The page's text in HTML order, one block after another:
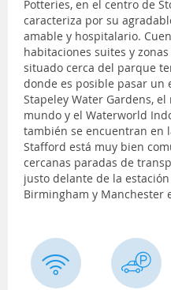
Potteries, en el centro de
caracteriza por su
amable y hospitalario.
habitaciones suites y
situado cerca del parque
donde es posible pasar un
Stapeley Water Gardens,
mundo y el Waterworld
también se encuentran en
Stafford está muy bien
cercanas paradas de
justo delante de la
Birmingham y Manchester